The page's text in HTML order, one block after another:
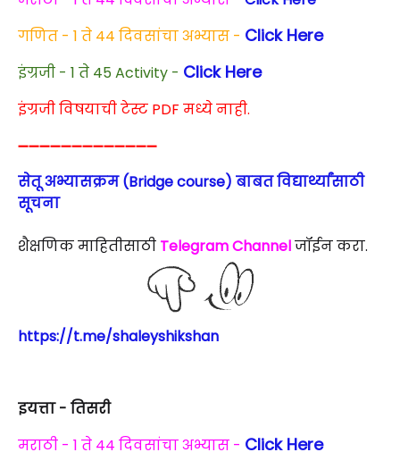
गणित - 1 ते 44 दिवसांचा अभ्यास - Click Here
इंग्रजी - 1 ते 45 Activity - Click Here
इंग्रजी विषयाची टेस्ट PDF मध्ये नाही.
➖➖➖➖➖➖➖➖➖➖➖➖➖
सेतू अभ्यासक्रम (Bridge course) बाबत विद्यार्थ्यांसाठी
सूचना
शैक्षणिक माहितीसाठी Telegram Channelजॉईन करा.
https://t.me/shaleyshikshan
इयत्ता - तिसरी
मराठी - 1 ते 44 दिवसांचा अभ्यास - Click Here